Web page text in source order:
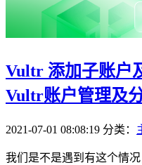
Vultr 添加子账户
Vultr账户管理及
2021-07-01 08:08:19 分类：
我们是不是遇到有这个情